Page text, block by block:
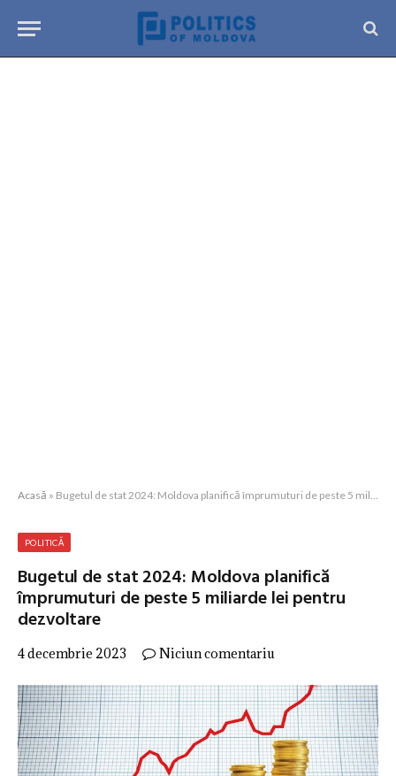
Acasă » Bugetul de stat 2024: Moldova planifică împrumuturi de peste 5 miliarde lei pentru dezvoltare
POLITICĂ
Bugetul de stat 2024: Moldova planifică
împrumuturi de peste 5 miliarde lei pentru
dezvoltare
4 decembrie 2023 Niciun comentariu